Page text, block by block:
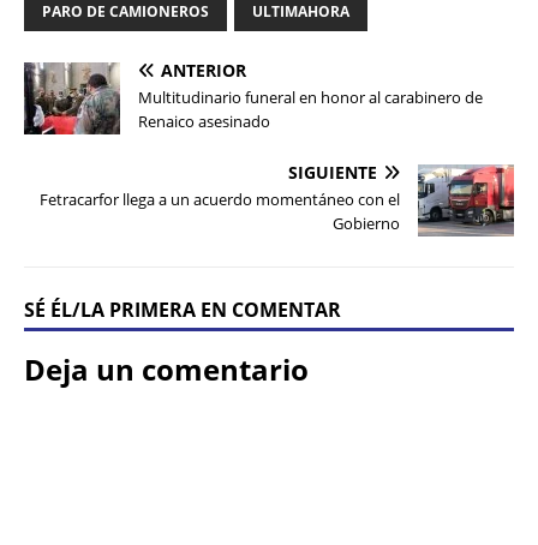
PARO DE CAMIONEROS ULTIMAHORA
ANTERIOR
Multitudinario funeral en honor al carabinero de
Renaico asesinado
SIGUIENTE
Fetracarfor llega a un acuerdo momentáneo con el
Gobierno
SÉ ÉL/LA PRIMERA EN COMENTAR
Deja un comentario